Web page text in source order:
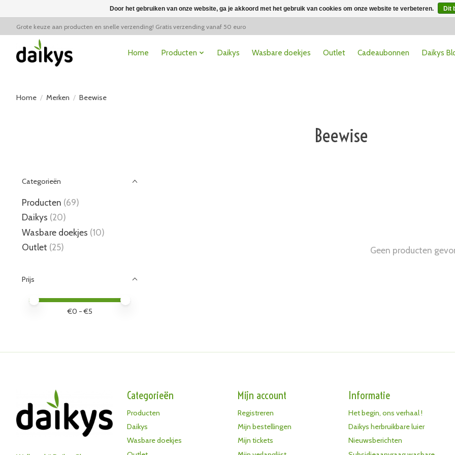
Grote keuze aan producten en snelle verzending! Gratis verzending vanaf 50 euro
Home Producten Daikys Wasbare doekjes Outlet Cadeaubonnen Daikys
Home / Merken / Beewise
Beewise
Categorieën
Producten (69)
Daikys (20)
Wasbare doekjes (10)
Outlet (25)
Prijs
Minimale prijswaarde
Price maximum value
€0 - €5
Geen producten
Categorieën
Producten
Daikys
Wasbare doekjes
Mijn account
Registreren
Mijn bestellingen
Mijn tickets
Informatie
Het begin, ons verhaal !
Daikys herbruikbare luier
Nieuwsberichten
Door het gebruiken van onze website, ga je akkoord met het gebruik van cookies om onze website te verbeteren. Dit